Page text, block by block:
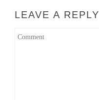
LEAVE A REPLY